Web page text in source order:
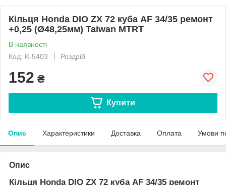
Кільця Honda DIO ZX 72 куба AF 34/35 ремонт
+0,25 (Ø48,25мм) Taiwan MTRT
В наявності
Код: K-5403
Роздріб
152 ₴
Купити
Опис Характеристики Доставка Оплата Умови
Опис
Кільця Honda DIO ZX 72 куба AF 34/35 ремонт